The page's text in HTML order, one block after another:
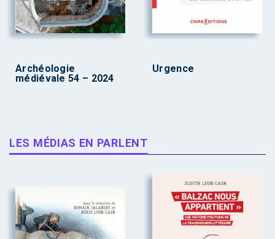
Archéologie
médiévale 54 – 2024
Urgence
LES MÉDIAS EN PARLENT